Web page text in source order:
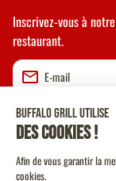
Inscrivez-vous à
restaurant.
Valider